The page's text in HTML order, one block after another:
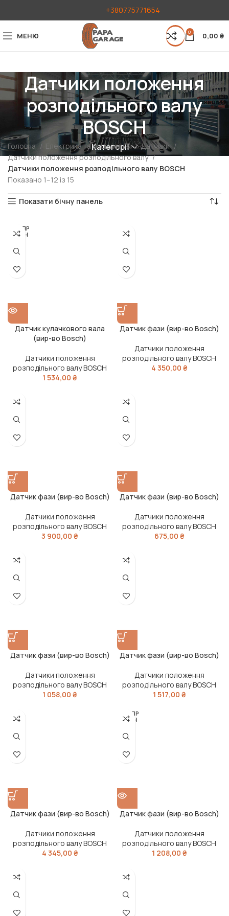
+380775771654
МЕНЮ 0 0,00 ₴
Датчики положення
розподільного валу
BOSCH
Категорії
Головна Електрика та освітлення
Датчики
Датчики положення розподільного валу
Датчики положення розподільного валу BOSCH
Показано 1–12 із 15
Показати бічну панель
РОЗПР
ОДАН
Датчик кулачкового вала
(вир-во Bosch)
Датчики положення
розподільного валу BOSCH
1 534,00 ₴
Датчик фази (вир-во Bosch)
Датчики положення
розподільного валу BOSCH
4 350,00 ₴
Датчик фази (вир-во Bosch)
Датчики положення
розподільного валу BOSCH
3 900,00 ₴
Датчик фази (вир-во Bosch)
Датчики положення
розподільного валу BOSCH
675,00 ₴
Датчик фази (вир-во Bosch)
Датчики положення
розподільного валу BOSCH
1 058,00 ₴
Датчик фази (вир-во Bosch)
Датчики положення
розподільного валу BOSCH
1 517,00 ₴
Датчик фази (вир-во Bosch)
Датчики положення
розподільного валу BOSCH
4 345,00 ₴
РОЗПР
ОДАН
Датчик фази (вир-во Bosch)
Датчики положення
розподільного валу BOSCH
1 208,00 ₴